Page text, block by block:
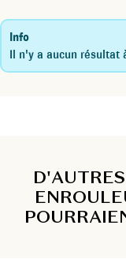
Info
Il n'y a aucun résultat